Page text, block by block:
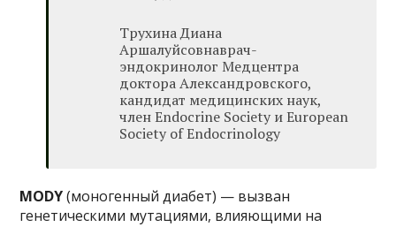
Трухина Диана
Аршалуйсовнаврач-
эндокринолог Медцентра
доктора Александровского,
кандидат медицинских наук,
член Endocrine Society и European
Society of Endocrinology
MODY(моногенный диабет) — вызван
генетическими мутациями, влияющими на